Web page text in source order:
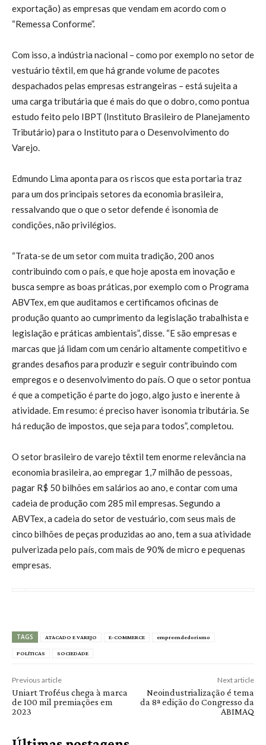
exportação) as empresas que vendam em acordo com o
“Remessa Conforme”.
Com isso, a indústria nacional – como por exemplo no setor de
vestuário têxtil, em que há grande volume de pacotes
despachados pelas empresas estrangeiras – está sujeita a
uma carga tributária que é mais do que o dobro, como pontua
estudo feito pelo IBPT (Instituto Brasileiro de Planejamento
Tributário) para o Instituto para o Desenvolvimento do
Varejo.
Edmundo Lima aponta para os riscos que esta portaria traz
para um dos principais setores da economia brasileira,
ressalvando que o que o setor defende é isonomia de
condições, não privilégios.
“Trata-se de um setor com muita tradição, 200 anos
contribuindo com o país, e que hoje aposta em inovação e
busca sempre as boas práticas, por exemplo com o Programa
ABVTex, em que auditamos e certificamos oficinas de
produção quanto ao cumprimento da legislação trabalhista e
legislação e práticas ambientais”, disse. “E são empresas e
marcas que já lidam com um cenário altamente competitivo e
grandes desafios para produzir e seguir contribuindo com
empregos e o desenvolvimento do país. O que o setor pontua
é que a competição é parte do jogo, algo justo e inerente à
atividade. Em resumo: é preciso haver isonomia tributária. Se
há redução de impostos, que seja para todos”, completou.
O setor brasileiro de varejo têxtil tem enorme relevância na
economia brasileira, ao empregar 1,7 milhão de pessoas,
pagar R$ 50 bilhões em salários ao ano, e contar com uma
cadeia de produção com 285 mil empresas. Segundo a
ABVTex, a cadeia do setor de vestuário, com seus mais de
cinco bilhões de peças produzidas ao ano, tem a sua atividade
pulverizada pelo país, com mais de 90% de micro e pequenas
empresas.
TAGS ATACADO E VAREJO E-COMMERCE empreendedorismo
POLÍTICAS SOCIEDADE
Previous article
Uniart Troféus chega à marca
de 100 mil premiações em
2023
Next article
Neoindustrialização é tema
da 8ª edição do Congresso da
ABIMAQ